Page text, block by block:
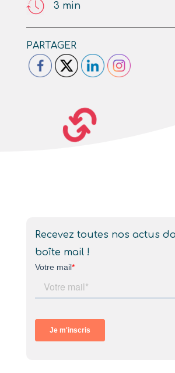
3 min
PARTAGER
Recevez toutes nos actus
boîte mail !